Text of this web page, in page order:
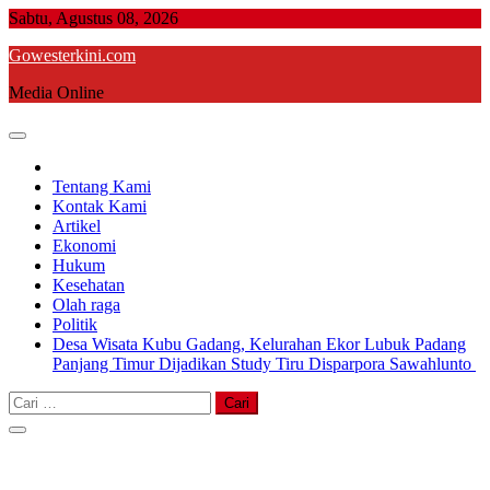
Skip
content
Sabtu, Agustus 08, 2026
Gowesterkini.com
Media Online
Tentang Kami
Kontak Kami
Artikel
Ekonomi
Hukum
Kesehatan
Olah raga
Politik
Desa Wisata Kubu Gadang, Kelurahan Ekor Lubuk Padang
Panjang Timur Dijadikan Study Tiru Disparpora Sawahlunto
Cari
untuk: